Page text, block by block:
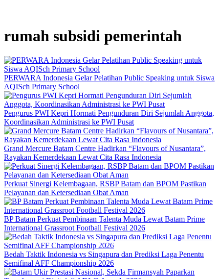
rumah subsidi pemerintah
PERWARA Indonesia Gelar Pelatihan Public Speaking untuk Siswa
AQISch Primary School
Pengurus PWI Kepri Hormati Pengunduran Diri Sejumlah Anggota,
Koordinasikan Administrasi ke PWI Pusat
Grand Mercure Batam Centre Hadirkan “Flavours of Nusantara”,
Rayakan Kemerdekaan Lewat Cita Rasa Indonesia
Perkuat Sinergi Kelembagaan, RSBP Batam dan BPOM Pastikan
Pelayanan dan Ketersediaan Obat Aman
BP Batam Perkuat Pembinaan Talenta Muda Lewat Batam Prime
International Grassroot Football Festival 2026
Bedah Taktik Indonesia vs Singapura dan Prediksi Laga Penentu
Semifinal AFF Championship 2026